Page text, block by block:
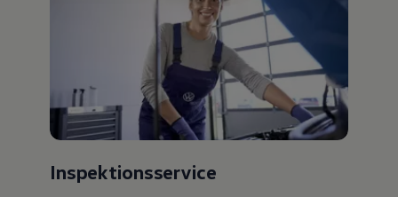
Rückblick VW Bus Festival 2023
75 Jahre Bulli Jubiläum
Bulli Magazin
Fahrzeugabholung ab Werk
Inspektionsservice